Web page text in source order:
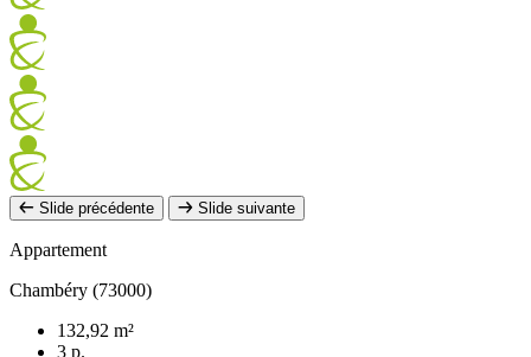
Slide précédente Slide suivante
Appartement
Chambéry (73000)
132,92 m²
3 p.